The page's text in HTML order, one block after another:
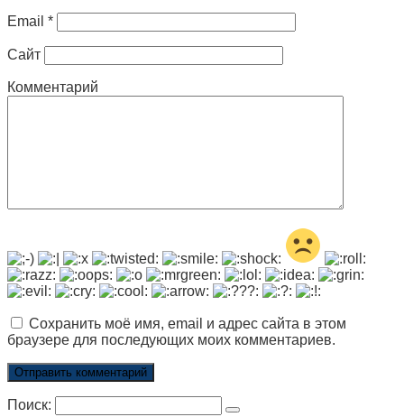
Email *
Сайт
Комментарий
Сохранить моё имя, email и адрес сайта в этом
браузере для последующих моих комментариев.
Поиск: